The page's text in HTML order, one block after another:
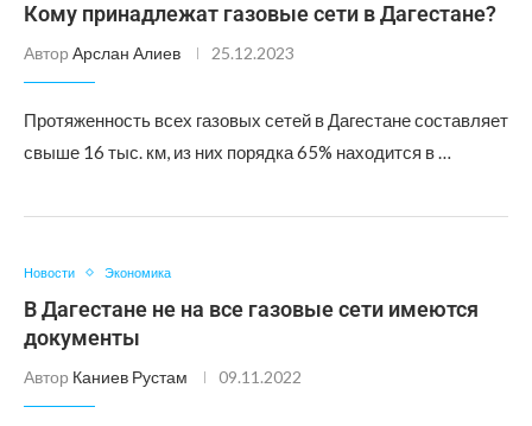
Кому принадлежат газовые сети в Дагестане?
Автор Арслан Алиев 25.12.2023
Протяженность всех газовых сетей в Дагестане составляет
свыше 16 тыс. км, из них порядка 65% находится в …
Новости Экономика
В Дагестане не на все газовые сети имеются
документы
Автор Каниев Рустам 09.11.2022